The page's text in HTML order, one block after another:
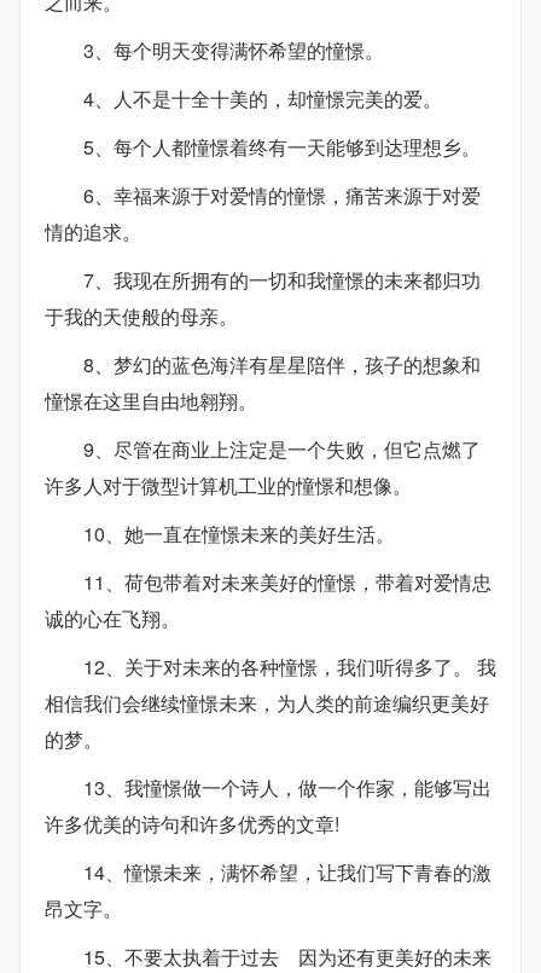
3、每个明天变得满怀希望的憧憬。
4、人不是十全十美的，却憧憬完美的爱。
5、每个人都憧憬着终有一天能够到达理想乡。
6、幸福来源于对爱情的憧憬，痛苦来源于对爱
情的追求。
7、我现在所拥有的一切和我憧憬的未来都归功
于我的天使般的母亲。
8、梦幻的蓝色海洋有星星陪伴，孩子的想象和
憧憬在这里自由地翱翔。
9、尽管在商业上注定是一个失败，但它点燃了
许多人对于微型计算机工业的憧憬和想像。
10、她一直在憧憬未来的美好生活。
11、荷包带着对未来美好的憧憬，带着对爱情忠
诚的心在飞翔。
12、关于对未来的各种憧憬，我们听得多了。 我
相信我们会继续憧憬未来，为人类的前途编织更美好
的梦。
13、我憧憬做一个诗人，做一个作家，能够写出
许多优美的诗句和许多优秀的文章!
14、憧憬未来，满怀希望，让我们写下青春的激
昂文字。
15、不要太执着于过去 因为还有更美好的未来